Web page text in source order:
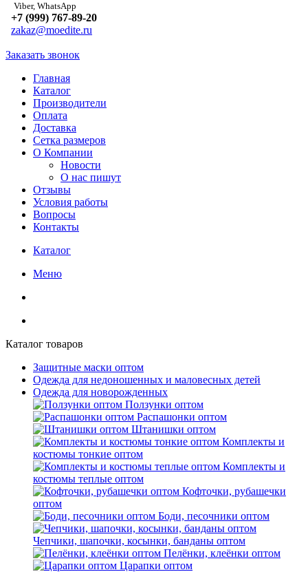
Viber, WhatsApp
+7 (999) 767-89-20
zakaz@moedite.ru
Заказать звонок
Главная
Каталог
Производители
Оплата
Доставка
Сетка размеров
О Компании
Новости
О нас пишут
Отзывы
Условия работы
Вопросы
Контакты
Каталог
Меню
Каталог товаров
Защитные маски оптом
Одежда для недоношенных и маловесных детей
Одежда для новорожденных
Ползунки оптом
Распашонки оптом
Штанишки оптом
Комплекты и
костюмы тонкие оптом
Комплекты и
костюмы теплые оптом
Кофточки, рубашечки
оптом
Боди, песочники оптом
Чепчики, шапочки, косынки, банданы оптом
Пелёнки, клеёнки оптом
Царапки оптом